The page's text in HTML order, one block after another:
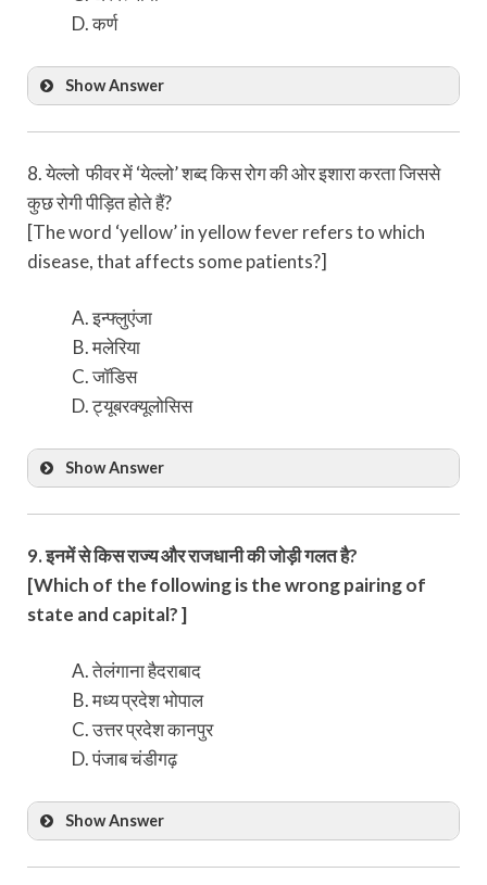
कर्ण
Show Answer
8. येल्लो फीवर में ‘येल्लो’ शब्द किस रोग की ओर इशारा करता जिससे
कुछ रोगी पीड़ित होते हैं?
[The word ‘yellow’ in yellow fever refers to which
disease, that affects some patients?]
इन्फ्लुएंजा
मलेरिया
जॉडिस
ट्यूबरक्यूलोसिस
Show Answer
9. इनमें से किस राज्य और राजधानी की जोड़ी गलत है?
[Which of the following is the wrong pairing of
state and capital? ]
तेलंगाना हैदराबाद
मध्य प्रदेश भोपाल
उत्तर प्रदेश कानपुर
पंजाब चंडीगढ़
Show Answer